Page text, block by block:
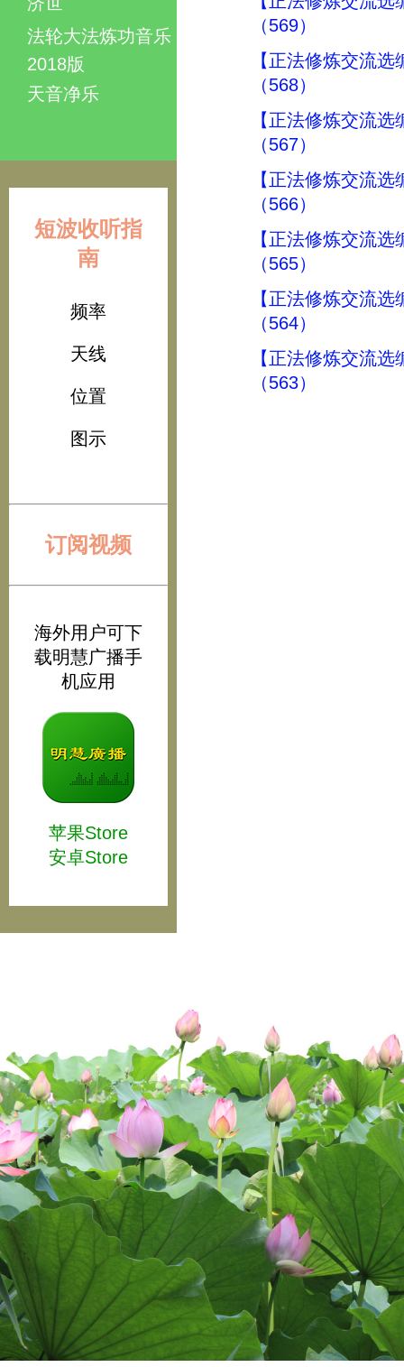
法轮大法炼功音乐
2018版
天音净乐
短波收听指
南
频率
天线
位置
图示
订阅视频
海外用户可下
载明慧广播手
机应用
苹果Store
安卓Store
（569）
【正法修炼交流
（568）
【正法修炼交流
（567）
【正法修炼交流
（566）
【正法修炼交流
（565）
【正法修炼交流
（564）
【正法修炼交流
（563）